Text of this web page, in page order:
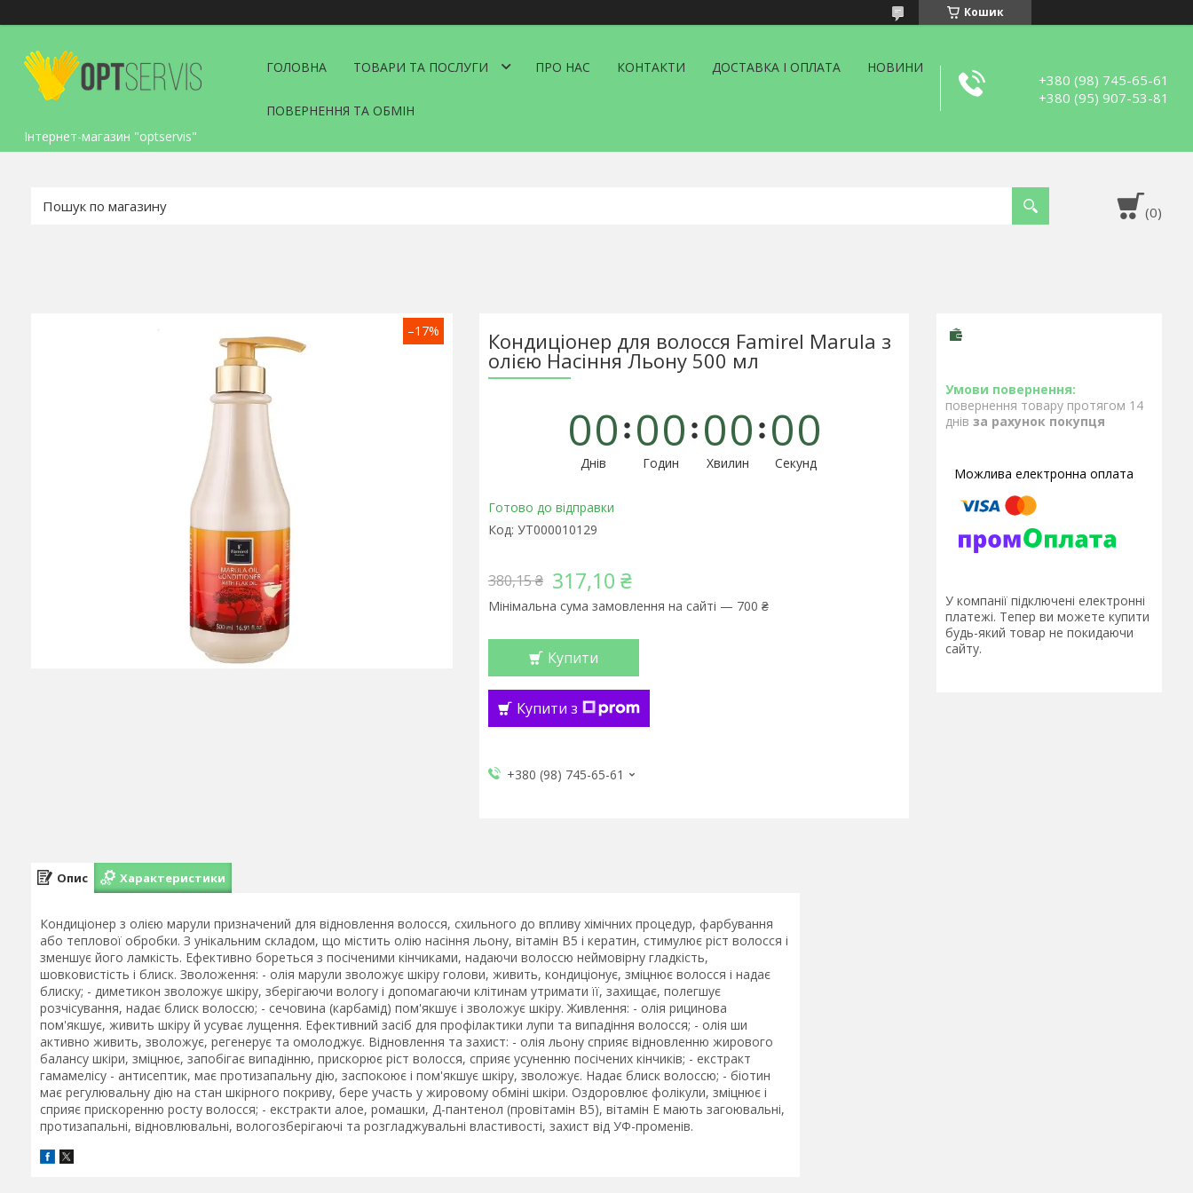
Кошик
Інтернет-магазин "optservis"
ГОЛОВНА ТОВАРИ ТА ПОСЛУГИ ПРО НАС КОНТАКТИ ДОСТАВКА І ОПЛАТА НОВИНИ
ПОВЕРНЕННЯ ТА ОБМІН
+380 (98) 745-65-61
+380 (95) 907-53-81
–17% Кондиціонер для волосся Famirel Marula з
олією Насіння Льону 500 мл
00
Днів
00
Годин
00
Хвилин
00
Секунд
Готово до відправки
Код: УТ000010129
380,15 ₴ 317,10 ₴
Мінімальна сума замовлення на сайті — 700 ₴
Купити
Купити з
+380 (98) 745-65-61
повернення товару протягом 14
днів за рахунок покупця
У компанії підключені електронні
платежі. Тепер ви можете купити
будь-який товар не покидаючи
сайту.
Опис Характеристики
Кондиціонер з олією марули призначений для відновлення волосся, схильного до впливу хімічних процедур, фарбування
або теплової обробки. З унікальним складом, що містить олію насіння льону, вітамін B5 і кератин, стимулює ріст волосся і
зменшує його ламкість. Ефективно бореться з посіченими кінчиками, надаючи волоссю неймовірну гладкість,
шовковистість і блиск. Зволоження: - олія марули зволожує шкіру голови, живить, кондиціонує, зміцнює волосся і надає
блиску; - диметикон зволожує шкіру, зберігаючи вологу і допомагаючи клітинам утримати її, захищає, полегшує
розчісування, надає блиск волоссю; - сечовина (карбамід) пом'якшує і зволожує шкіру. Живлення: - олія рицинова
пом'якшує, живить шкіру й усуває лущення. Ефективний засіб для профілактики лупи та випадіння волосся; - олія ши
активно живить, зволожує, регенерує та омолоджує. Відновлення та захист: - олія льону сприяє відновленню жирового
балансу шкіри, зміцнює, запобігає випадінню, прискорює ріст волосся, сприяє усуненню посічених кінчиків; - екстракт
гамамелісу - антисептик, має протизапальну дію, заспокоює і пом'якшує шкіру, зволожує. Надає блиск волоссю; - біотин
має регулювальну дію на стан шкірного покриву, бере участь у жировому обміні шкіри. Оздоровлює фолікули, зміцнює і
сприяє прискоренню росту волосся; - екстракти алое, ромашки, Д-пантенол (провітамін В5), вітамін Е мають загоювальні,
протизапальні, відновлювальні, вологозберігаючі та розгладжувальні властивості, захист від УФ-променів.